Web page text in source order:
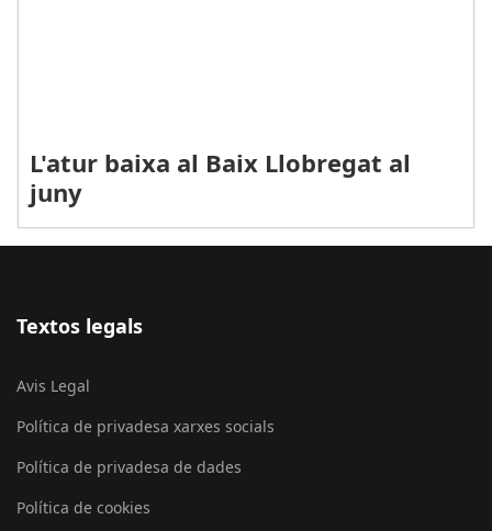
L'atur baixa al Baix Llobregat al
juny
Textos legals
Avis Legal
Política de privadesa xarxes socials
Política de privadesa de dades
Política de cookies